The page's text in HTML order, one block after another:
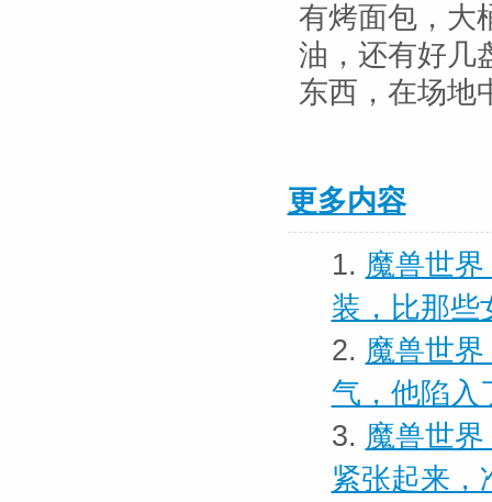
有烤面包，大
油，还有好几
东西，在场地
更多内容
1. 魔兽世
装，比那些
2. 魔兽世
气，他陷入
3. 魔兽世
紧张起来，